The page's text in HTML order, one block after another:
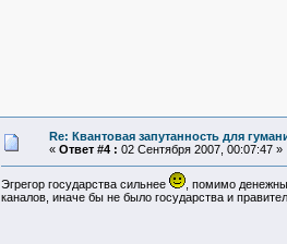
Re: Квантовая запутанность для
« Ответ #4 : 02 Сентября 2007, 00:07:47 »
Эгрегор государства сильнее
, помимо
каналов, иначе бы не было государства и